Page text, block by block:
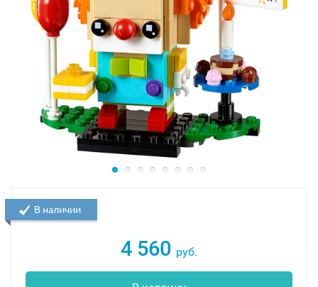
4 560 руб.
В наличии